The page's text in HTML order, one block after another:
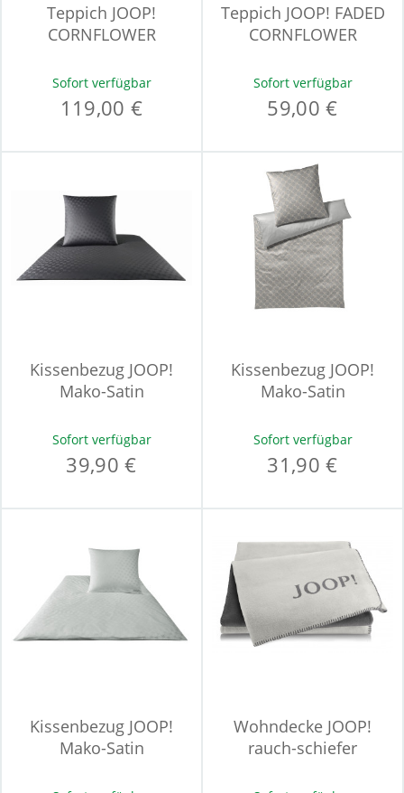
Teppich JOOP!
CORNFLOWER
Sofort verfügbar
119,00 €
Teppich JOOP! FADED
CORNFLOWER
Sofort verfügbar
59,00 €
Kissenbezug JOOP!
Mako-Satin
Sofort verfügbar
39,90 €
Kissenbezug JOOP!
Mako-Satin
Sofort verfügbar
31,90 €
Kissenbezug JOOP!
Mako-Satin
Wohndecke JOOP!
rauch-schiefer